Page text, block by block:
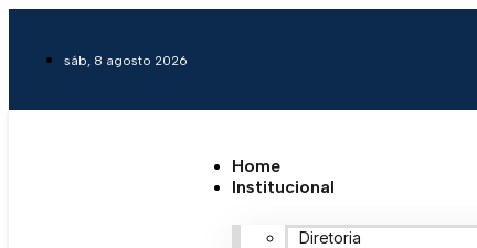
sáb, 8 agosto 2026
Home
Institucional
Diretoria